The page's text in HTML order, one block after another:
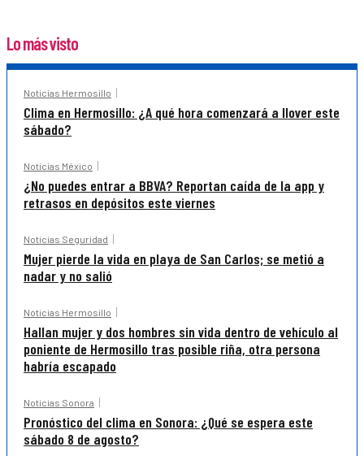
Lo más visto
Noticias Hermosillo
Clima en Hermosillo: ¿A qué hora comenzará a llover este
sábado?
Noticias México
¿No puedes entrar a BBVA? Reportan caída de la app y
retrasos en depósitos este viernes
Noticias Seguridad
Mujer pierde la vida en playa de San Carlos; se metió a
nadar y no salió
Noticias Hermosillo
Hallan mujer y dos hombres sin vida dentro de vehículo al
poniente de Hermosillo tras posible riña, otra persona
habría escapado
Noticias Sonora
Pronóstico del clima en Sonora: ¿Qué se espera este
sábado 8 de agosto?